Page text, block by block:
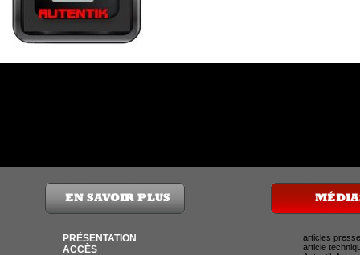
PRÉSENTATION
ACCÈS
articles presse
article